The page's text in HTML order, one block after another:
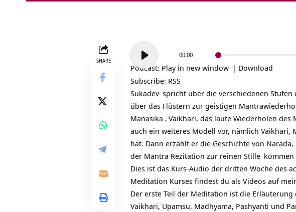
SHARE
Audio-
Player
00:00
Podcast: Play in new window | Download
Subscribe: RSS
Sukadev spricht über die verschiedenen Stufen
über das Flüstern zur geistigen
Manasika . Vaikhari, das laute Wiederholen des
auch ein weiteres Modell vor, nämlich Vaikhari,
hat. Dann erzählt er die Geschichte von
der Mantra Rezitation zur reinen Stille
Dies ist das Kurs-Audio der dritten Woche des
Meditation Kurses findest du als Videos auf
Der erste Teil der Meditation ist die
Vaikhari, Upamsu, Madhyama, Pashyanti und